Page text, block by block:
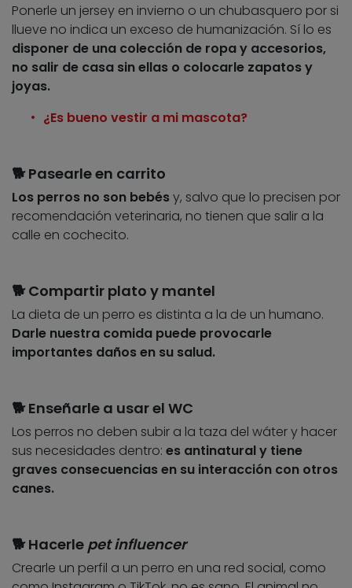
Ponerle un jersey en invierno o un chubasquero por si
llueve no indica un exceso de humanización. Sí lo es
disponer de una colección de ropa y accesorios,
no salir de casa sin ellas o colocarle zapatos y
joyas.
¿Es bueno vestir a mi mascota?
🐕 Pasearle en carrito
Los perros no son bebésy, salvo que lo precisen por
recomendación veterinaria, no tienen que salir a la
calle en cochecito.
🐕 Compartir plato y mantel
La dieta de un perro es distinta a la de un humano.
Darle nuestra comida puede provocarle
importantes daños en su salud.
🐕 Enseñarle a usar el WC
Los perros no deben subir a la taza del wáter y hacer
sus necesidades dentro: es antinatural y tiene
graves consecuencias en su interacción con otros
canes.
🐕 Hacerle pet influencer
Crearle un perfil a un perro en una red social, como